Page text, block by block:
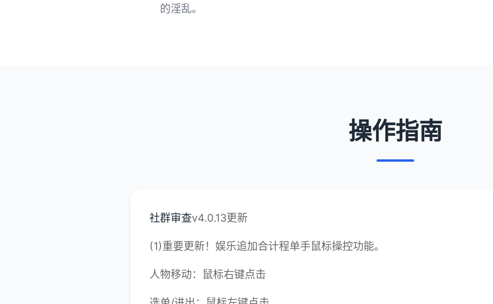
的淫乱。
操作指南
社群审查v4.0.13更新
(1)重要更新！娱乐追加合计程单手鼠标操控功能。
人物移动：鼠标右键点击